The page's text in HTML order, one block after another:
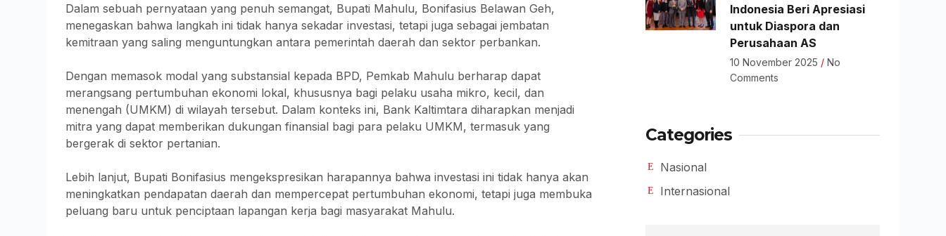
Dalam sebuah pernyataan yang penuh semangat, Bupati Mahulu, Bonifasius Belawan Geh,
menegaskan bahwa langkah ini tidak hanya sekadar investasi, tetapi juga sebagai jembatan
kemitraan yang saling menguntungkan antara pemerintah daerah dan sektor perbankan.
Dengan memasok modal yang substansial kepada BPD, Pemkab Mahulu berharap dapat
merangsang pertumbuhan ekonomi lokal, khususnya bagi pelaku usaha mikro, kecil, dan
menengah (UMKM) di wilayah tersebut. Dalam konteks ini, Bank Kaltimtara diharapkan menjadi
mitra yang dapat memberikan dukungan finansial bagi para pelaku UMKM, termasuk yang
bergerak di sektor pertanian.
Lebih lanjut, Bupati Bonifasius mengekspresikan harapannya bahwa investasi ini tidak hanya akan
meningkatkan pendapatan daerah dan mempercepat pertumbuhan ekonomi, tetapi juga membuka
peluang baru untuk penciptaan lapangan kerja bagi masyarakat Mahulu.
Indonesia Beri Apresiasi
untuk Diaspora dan
Perusahaan AS
10 November 2025
No
Comments
Categories
Nasional
Internasional